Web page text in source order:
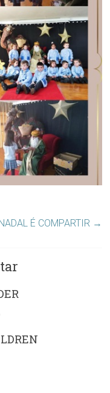
É COMPARTIR →